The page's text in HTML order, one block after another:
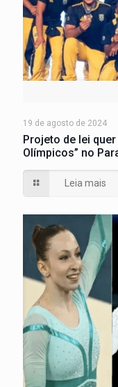
19 de agosto de 2024
Projeto de lei
Olímpicos” no
Leia mais